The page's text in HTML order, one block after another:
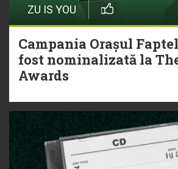
ZU IS YOU
Campania Orașul
fost nominalizată la
Awards